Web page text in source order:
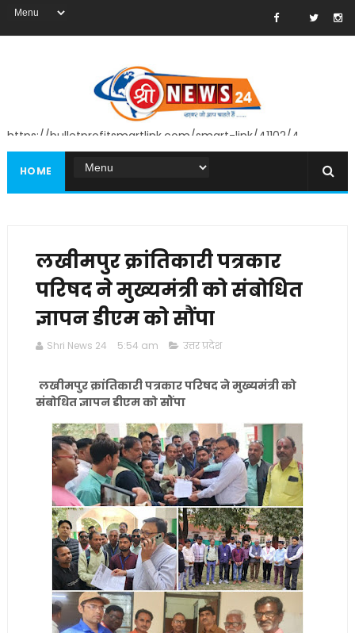
https://bulletprofitsmartlink.com/smart-link/41102/4
HOME
लखीमपुर क्रांतिकारी पत्रकार
परिषद ने मुख्यमंत्री को संबोधित
ज्ञापन डीएम को सौंपा
Shri News 24 5:54 am उत्तर प्रदेश
लखीमपुर क्रांतिकारी पत्रकार परिषद ने मुख्यमंत्री को
संबोधित ज्ञापन डीएम को सौंपा